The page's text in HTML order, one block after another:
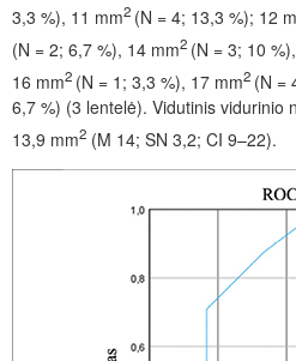
3,3 %), 11 mm2 (N = 4; 13,3 %); 12
(N = 2; 6,7 %), 14 mm2 (N = 3; 10
16 mm2 (N = 1; 3,3 %), 17 mm2 (N =
6,7 %) (3 lentelė). Vidutinis vidurinio
13,9 mm2 (M 14; SN 3,2; CI 9–22).